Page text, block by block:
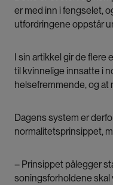
er med inn i fengselet,
utfordringene oppstår
I sin artikkel gir de
til kvinnelige innsatte i
helsefremmende, og at
Dagens system er
normalitetsprinsippet,
– Prinsippet pålegger
soningsforholdene